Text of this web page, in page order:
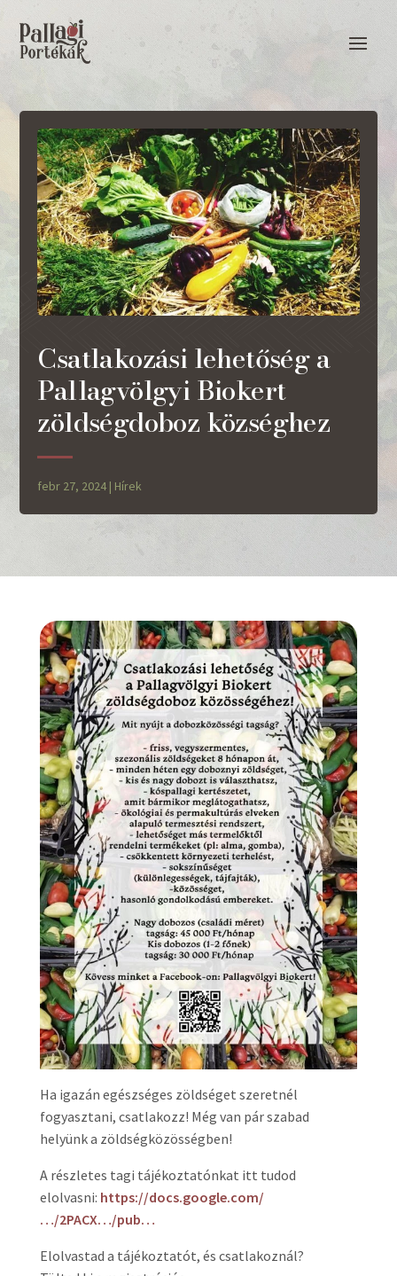
Csatlakozási lehetőség a
Pallagvölgyi Biokert
zöldségdoboz községhez
febr 27, 2024 | Hírek
Ha igazán egészséges zöldséget szeretnél
fogyasztani, csatlakozz! Még van pár szabad
helyünk a zöldségközösségben!
A részletes tagi tájékoztatónkat itt tudod
elolvasni: https://docs.google.com/
…/2PACX…/pub…
Elolvastad a tájékoztatót, és csatlakoznál?